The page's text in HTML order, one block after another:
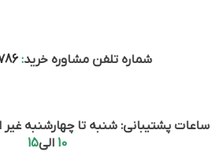
شماره تلفن مشاوره خرید:
ساعات پشتیبانی: شنبه تا چهارشنبه غیر
10 الی15